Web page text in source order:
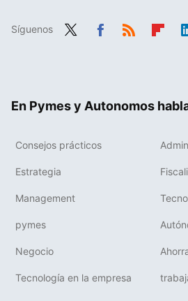
Síguenos
En Pymes y Autonomos
Consejos prácticos
Estrategia
Management
pymes
Negocio
Tecnología en la empresa